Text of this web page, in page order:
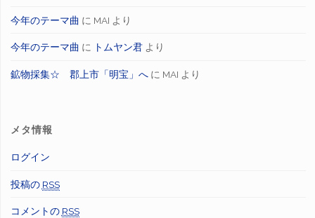
今年のテーマ曲 に MAI より
今年のテーマ曲 に トムヤン君より
鉱物採集☆ 郡上市「明宝」へに MAI より
メタ情報
ログイン
投稿の RSS
コメントの RSS